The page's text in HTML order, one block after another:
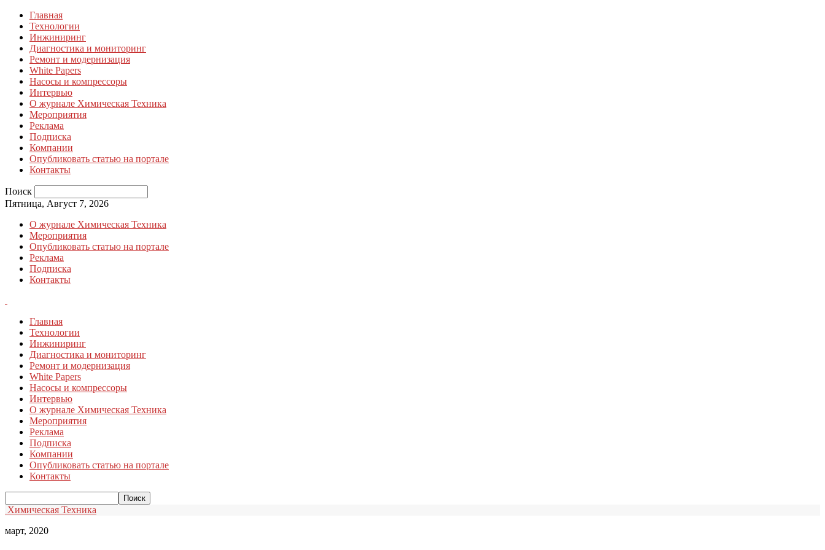
Главная
Технологии
Инжиниринг
Диагностика и мониторинг
Ремонт и модернизация
White Papers
Насосы и компрессоры
Интервью
О журнале Химическая Техника
Мероприятия
Реклама
Подписка
Компании
Опубликовать статью на портале
Контакты
Поиск
Пятница, Август 7, 2026
О журнале Химическая Техника
Мероприятия
Опубликовать статью на портале
Реклама
Подписка
Контакты
Главная
Технологии
Инжиниринг
Диагностика и мониторинг
Ремонт и модернизация
White Papers
Насосы и компрессоры
Интервью
О журнале Химическая Техника
Мероприятия
Реклама
Подписка
Компании
Опубликовать статью на портале
Контакты
Химическая Техника
март, 2020